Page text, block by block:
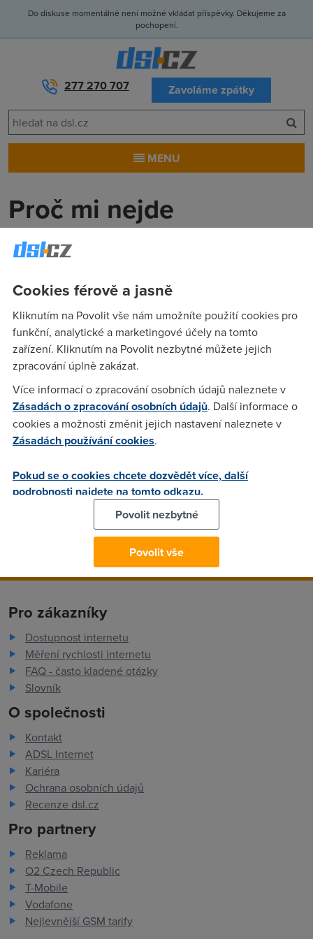
Do diskuse momentálně není možné vkládat příspěvky. Děkujeme za
pochopení.
277 270 707 Zavoláme zpátky
MENU
Proč mi nejde
Sakrble(31.8.2006 02:08:26)
y2k(31.8.2006 10:28:54)
Protože jsi tupoun...
Nargon(31.8.2006 11:15:17)
Na to, ze ti to nejde, se ti to povedlo primo bravurne.
On chce založit vlákno doma - do jehly. Zkus si vzít větší
jehlu, nebo požádej někoho šikovnějšího.
Pro zákazníky
Dostupnost internetu
Měření rychlosti internetu
FAQ - často kladené otázky
Slovník
O společnosti
Kontakt
ADSL Internet
Kariéra
Ochrana osobních údajů
Recenze dsl.cz
Pro partnery
Reklama
O2 Czech Republic
T-Mobile
Vodafone
Nejlevnější GSM tarify
Cookies férově a jasně
Kliknutím na Povolit vše nám umožníte použití cookies pro
funkční, analytické a marketingové účely na tomto
zařízení. Kliknutím na Povolit nezbytné můžete jejich
zpracování úplně zakázat.
Více informací o zpracování osobních údajů naleznete v
Zásadách o zpracování osobních údajů. Další informace o
cookies a možnosti změnit jejich nastavení naleznete v
Zásadách používání cookies.
Pokud se o cookies chcete dozvědět více, další
podrobnosti najdete na tomto odkazu.
Povolit nezbytné
Povolit vše